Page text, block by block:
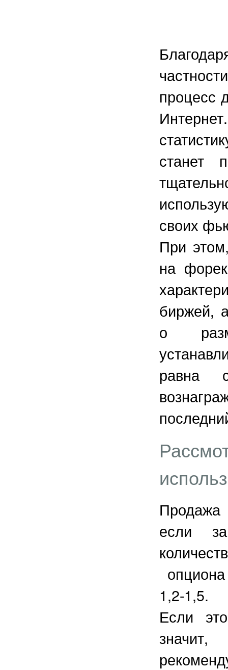
процесс
станет
своих
При
на
биржей,
о
равна
Продажа
если
1,2-1,5.
Если